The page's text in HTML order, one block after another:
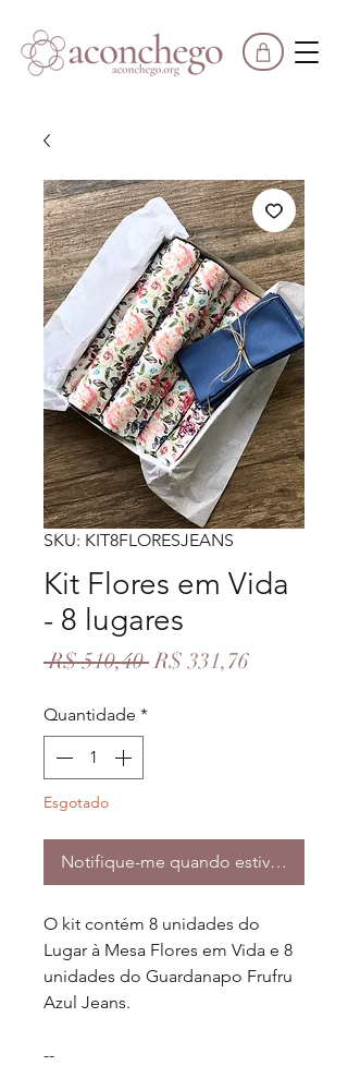
PARCELE EM ATÉ
3X SEM JUROS
SKU: KIT8FLORESJEANS
Kit Flores em Vida
- 8 lugares
R$ 510,40 Preço
R$ 331,76Preço
Quantidade *
Esgotado
Notifique-me quando estiver
O kit contém 8 unidades do
Lugar à Mesa Flores em Vida e 8
unidades do Guardanapo Frufru
Azul Jeans.
--